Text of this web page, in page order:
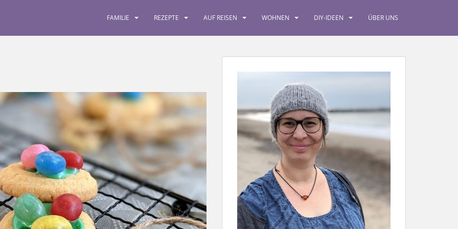
FAMILIE REZEPTE AUF REISEN WOHNEN DIY-IDEEN ÜBER UNS